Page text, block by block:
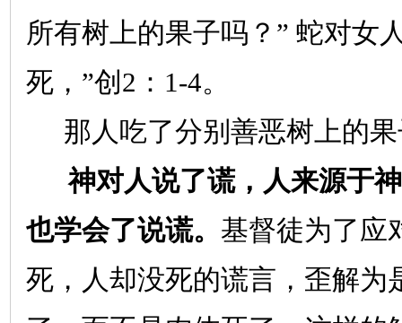
所有树上的果子吗？” 蛇对女
死，”创 2 ： 1-4。
那人吃了分别善恶树上的
神对人说了谎，人来源于
也学会了说谎。 基督徒为了应
死，人却没死的谎言，歪解为